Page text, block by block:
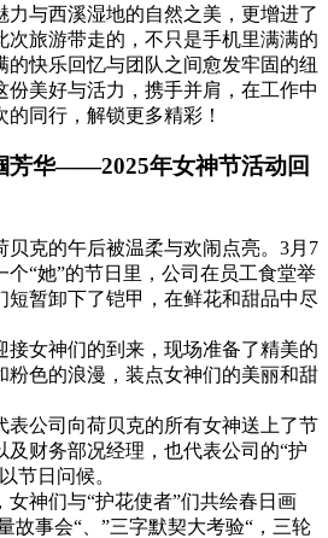
力与西溪湿地的自然之美，更增进了
次旅游带走的，不只是手机里满满的
的快乐回忆与团队之间愈发牢固的纽
份美好与活力，携手并肩，在工作中
同行，解锁更多精彩！
芳华——2025年女神节活动回
贝克的午后被温柔与欢闹点亮。3月7
个“她”的节日里，公司在员工食堂举
短暂卸下了铠甲，在鲜花和甜品中尽
接女神们的到来，现场准备了精美的
粉色的浪漫，装点女神们的美丽和甜
表公司向荷贝克的所有女神送上了节
及财务部况经理，也代表公司的“护
节日问候。
神们与“护花使者”们共绘春日画
故事会“、”三字默契大考验“，三轮